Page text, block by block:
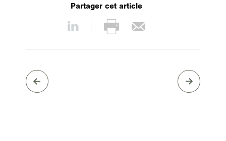
Partager cet article